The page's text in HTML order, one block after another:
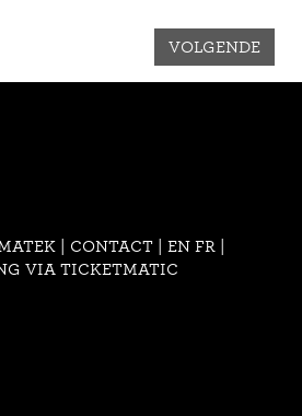
VOLGENDE
| CONTACT| EN FR
VIA TICKETMATIC